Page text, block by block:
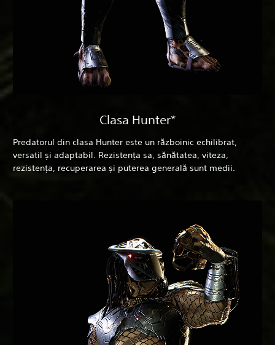
Clasa Hunter*
Predatorul din clasa Hunter este un războinic echilibrat,
versatil și adaptabil. Rezistența sa, sănătatea, viteza,
rezistența, recuperarea și puterea generală sunt medii.